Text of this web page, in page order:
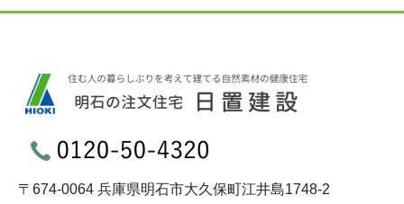
〒674-0064 兵庫県明石市大久保町江井島1748-2